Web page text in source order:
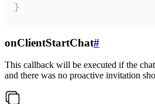
}
onClientStartChat#
This callback will be executed if the
and there was no proactive invitation